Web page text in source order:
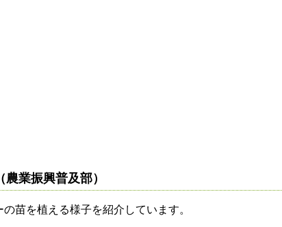
業振興普及部）
を植える様子を紹介しています。